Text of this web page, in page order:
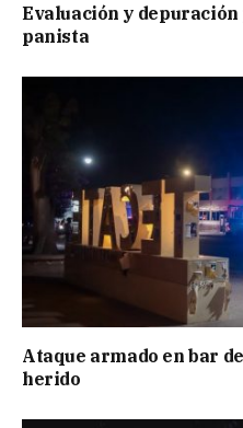
Evaluación y
panista
Ataque armado en bar
herido